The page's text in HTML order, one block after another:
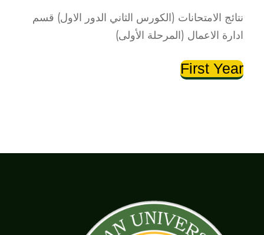
نتائج الامتحانات (الكورس الثاني الدور الاول) قسم
ادارة الاعمال (المرحلة الأولی)
First Year